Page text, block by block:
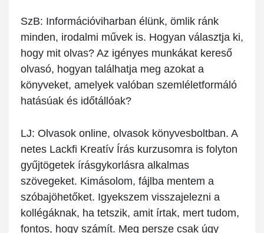
SzB: Információviharban élünk, ömlik ránk
minden, irodalmi művek is. Hogyan választja ki,
hogy mit olvas? Az igényes munkákat kereső
olvasó, hogyan találhatja meg azokat a
könyveket, amelyek valóban szemléletformáló
hatásúak és időtállóak?
LJ: Olvasok online, olvasok könyvesboltban. A
netes Lackfi Kreatív Írás kurzusomra is folyton
gyűjtögetek írásgykorlásra alkalmas
szövegeket. Kimásolom, fájlba mentem a
szóbajöhetőket. Igyekszem visszajelezni a
kollégáknak, ha tetszik, amit írtak, mert tudom,
fontos, hogy számít. Meg persze csak úgy